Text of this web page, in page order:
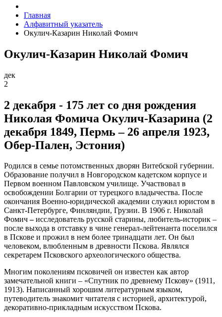
Главная
Алфавитный указатель
Окулич-Казарин Николай Фомич
Окулич-Казарин Николай Фомич
дек
2
2 декабря - 175 лет со дня рождения
Николая Фомича Окулич-Казарина (2
декабря 1849, Пермь – 26 апреля 1923,
Обер-Пален, Эстония)
Родился в семье потомственных дворян Витебской губернии.
Образование получил в Новгородском кадетском корпусе и
Первом военном Павловском училище. Участвовал в
освобождении Болгарии от турецкого владычества. После
окончания Военно-юридической академии служил юристом в
Санкт-Петербурге, Финляндии, Грузии. В 1906 г. Николай
Фомич–исследователь русской старины, любитель-историк –
после выхода в отставку в чине генерал-лейтенанта поселился
в Пскове и прожил в нем более тринадцати лет. Он был
человеком, влюбленным в древности Пскова. Являлся
секретарем Псковского археологического общества.
Многим поколениям псковичей он известен как автор
замечательной книги – «Спутник по древнему Пскову» (1911,
1913). Написанный хорошим литературным языком,
путеводитель знакомит читателя с историей, архитектурой,
декоративно-прикладным искусством Пскова.